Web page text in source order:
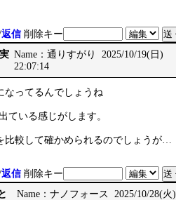
返信 削除キー
Name：通りすがり 2025/10/19(日)
22:07:14
なってるんでしょうね
ている感じがします。
比較して確かめられるのでしょうが…
返信 削除キー
Name：ナノフォース 2025/10/28(火)